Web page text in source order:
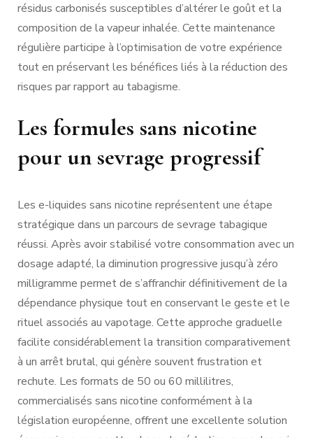
résidus carbonisés susceptibles d’altérer le goût et la
composition de la vapeur inhalée. Cette maintenance
régulière participe à l’optimisation de votre expérience
tout en préservant les bénéfices liés à la réduction des
risques par rapport au tabagisme.
Les formules sans nicotine
pour un sevrage progressif
Les e-liquides sans nicotine représentent une étape
stratégique dans un parcours de sevrage tabagique
réussi. Après avoir stabilisé votre consommation avec un
dosage adapté, la diminution progressive jusqu’à zéro
milligramme permet de s’affranchir définitivement de la
dépendance physique tout en conservant le geste et le
rituel associés au vapotage. Cette approche graduelle
facilite considérablement la transition comparativement
à un arrêt brutal, qui génère souvent frustration et
rechute. Les formats de 50 ou 60 millilitres,
commercialisés sans nicotine conformément à la
législation européenne, offrent une excellente solution